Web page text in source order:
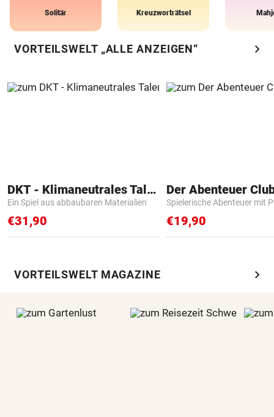
Solitär Kreuzworträtsel
VORTEILSWELT „ALLE ANZEIGEN“ chevron_right
DKT - Klimaneutrales Talent
Ein Spiel aus abbaubaren Materialien
€31,90
Der Abenteuer
Spielerische Abenteuer mit
€19,90
VORTEILSWELT MAGAZINE chevron_right